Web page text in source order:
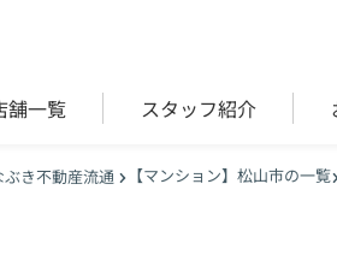
舗一覧 スタッフ紹介
き不動産流通 【マンション】松山市の一覧